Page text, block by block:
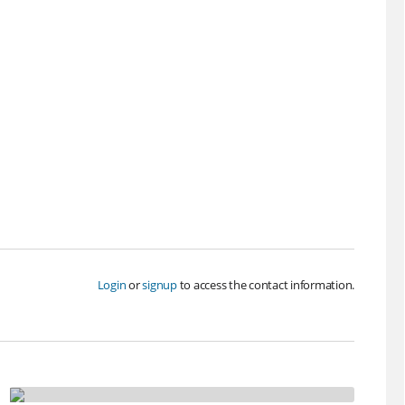
Loginorsignupto access the contact information.